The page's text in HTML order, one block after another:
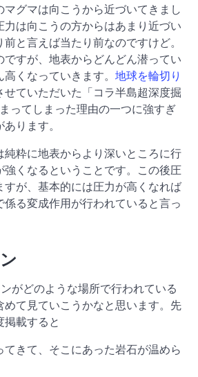
グマは向こうから近づいてきまし
力は向こうの方からはあまり近づい
と言えば当たり前なのですけど。
ですが、地表からどんどん潜ってい
くなっていきます。 地球を輪切り
せていただいた「コラ半島超深度掘
ってしまった理由の一つに強すぎ
ります。
純粋に地表からより深いところに行
強くなるということです。この後圧
すが、基本的には圧力が高くなれば
係る変成作用が行われていると言っ
がどのような場所で行われている
めて見ていこうかなと思います。先
掲載すると
てきて、そこにあった岩石が温めら